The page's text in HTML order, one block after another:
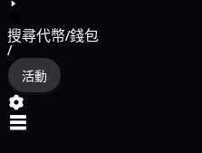
搜尋代幣/錢包
/
活動